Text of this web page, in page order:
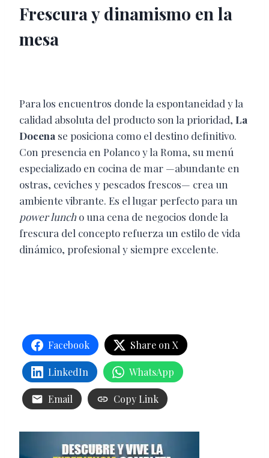
Frescura y dinamismo en la
mesa
Para los encuentros donde la espontaneidad y la
calidad absoluta del producto son la prioridad, La
Docena se posiciona como el destino definitivo.
Con presencia en Polanco y la Roma, su menú
especializado en cocina de mar —abundante en
ostras, ceviches y pescados frescos— crea un
ambiente vibrante. Es el lugar perfecto para un
power luncho una cena de negocios donde la
frescura del concepto refuerza un estilo de vida
dinámico, profesional y siempre excelente.
Facebook Share on X
LinkedIn WhatsApp
Email Copy Link